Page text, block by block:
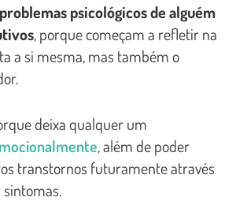
psicológicos de alguém
, porque começam a refletir na
a si mesma, mas também o
deixa qualquer um
, além de poder
transtornos futuramente através
sintomas.